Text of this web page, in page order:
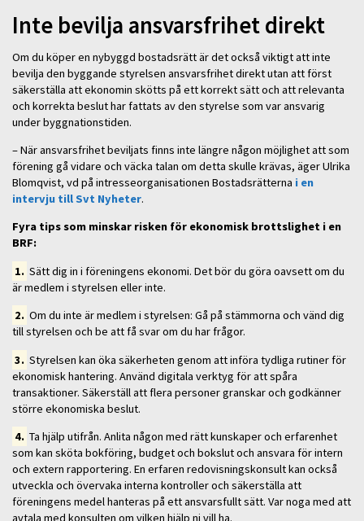
Inte bevilja ansvarsfrihet direkt
Om du köper en nybyggd bostadsrätt är det också viktigt att inte
bevilja den byggande styrelsen ansvarsfrihet direkt utan att först
säkerställa att ekonomin skötts på ett korrekt sätt och att relevanta
och korrekta beslut har fattats av den styrelse som var ansvarig
under byggnationstiden.
– När ansvarsfrihet beviljats finns inte längre någon möjlighet att som
förening gå vidare och väcka talan om detta skulle krävas, äger Ulrika
Blomqvist, vd på intresseorganisationen Bostadsrätterna i en
intervju till Svt Nyheter.
Fyra tips som minskar risken för ekonomisk brottslighet i en
BRF:
1. Sätt dig in i föreningens ekonomi. Det bör du göra oavsett om du
är medlem i styrelsen eller inte.
2. Om du inte är medlem i styrelsen: Gå på stämmorna och vänd dig
till styrelsen och be att få svar om du har frågor.
3. Styrelsen kan öka säkerheten genom att införa tydliga rutiner för
ekonomisk hantering. Använd digitala verktyg för att spåra
transaktioner. Säkerställ att flera personer granskar och godkänner
större ekonomiska beslut.
4. Ta hjälp utifrån. Anlita någon med rätt kunskaper och erfarenhet
som kan sköta bokföring, budget och bokslut och ansvara för intern
och extern rapportering. En erfaren redovisningskonsult kan också
utveckla och övervaka interna kontroller och säkerställa att
föreningens medel hanteras på ett ansvarsfullt sätt. Var noga med att
avtala med konsulten om vilken hjälp ni vill ha.